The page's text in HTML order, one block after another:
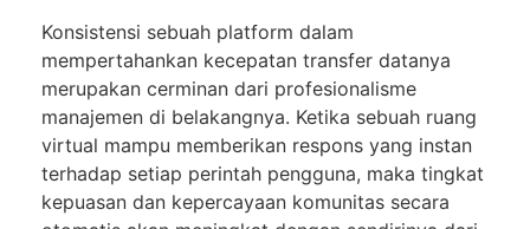
Konsistensi sebuah platform dalam
mempertahankan kecepatan transfer datanya
merupakan cerminan dari profesionalisme
manajemen di belakangnya. Ketika sebuah ruang
virtual mampu memberikan respons yang instan
terhadap setiap perintah pengguna, maka tingkat
kepuasan dan kepercayaan komunitas secara